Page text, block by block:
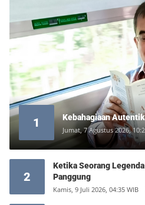
1 Kebahagiaan Autentik
Jumat, 7 Agustus 2026,
2
Ketika Seorang
Panggung
Kamis, 9 Juli 2026, 04:35 WIB